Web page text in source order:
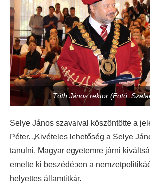
Tóth János rektor (Fotó:
Selye János szavaival köszöntötte a
Péter. „Kivételes lehetőség a Selye
tanulni. Magyar egyetemre járni
emelte ki beszédében a
helyettes államtitkár.